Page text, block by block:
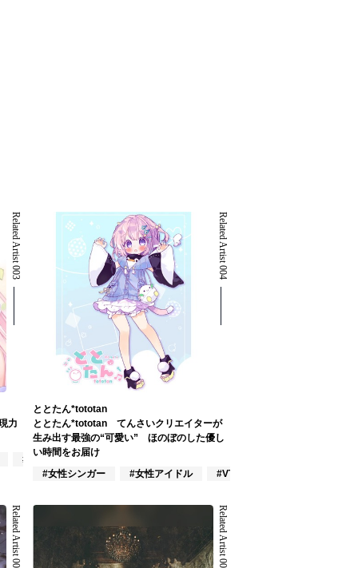
Related Artist 003
力
#VOCALOID
Related Artist 004
ととたん*tototan
ととたん*tototan てんさいクリエイターが
生み出す最強の“可愛い” ほのぼのした優し
い時間をお届け
#女性シンガー
#女性アイドル #VTuber/VSinger
Related Artist 007 Related Artist 008